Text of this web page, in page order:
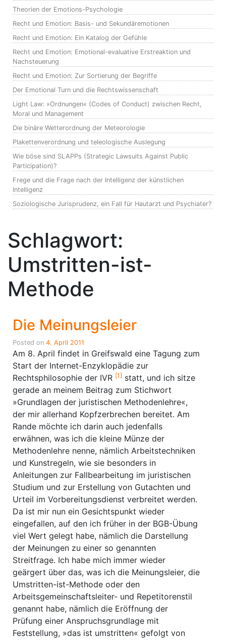
Theorien der Emotions-Psychologie
Recht und Emotion: Basis- und Sekundäremotionen
Recht und Emotion: Ein Katalog der Gefühle
Recht und Emotion: Emotional-evaluative Erstreaktion und
Nachsteuerung
Recht und Emotion: Zur Sortierung der Begriffe
Der Emotional Turn und die Rechtswissenschaft
Light Law: »Ordnungen« (Codes of Conduct) zwischen Recht,
Moral und Management
Die binäre Wetterordnung der Meteorologie
Plakettenverordnung und teleologische Auslegung
Wie böse sind SLAPPs (Strategic Lawsuits Against Public
Participation)?
Frege und die Frage nach der Intelligenz der künstlichen
Intelligenz
Soziologische Jurisprudenz, ein Fall für Hautarzt und Psychiater?
Schlagwort:
Umstritten-ist-
Methode
Die Meinungsleier
Posted on 4. April 2011
Am 8. April findet in Greifswald eine Tagung zum
Start der Internet-Enzyklopädie zur
Rechtsphilosophie der IVR [1] statt, und ich sitze
gerade an meinem Beitrag zum Stichwort
»Grundlagen der juristischen Methodenlehre«,
der mir allerhand Kopfzerbrechen bereitet. Am
Rande möchte ich darin auch jedenfalls
erwähnen, was ich die kleine Münze der
Methodenlehre nenne, nämlich Arbeitstechniken
und Kunstregeln, wie sie besonders in
Anleitungen zur Fallbearbeitung im juristischen
Studium und zur Erstellung von Gutachten und
Urteil im Vorbereitungsdienst verbreitet werden.
Da ist mir nun ein Gesichtspunkt wieder
eingefallen, auf den ich früher in der BGB-Übung
viel Wert gelegt habe, nämlich die Darstellung
der Meinungen zu einer so genannten
Streitfrage. Ich habe mich immer wieder
geärgert über das, was ich die Meinungsleier, die
Umstritten-ist-Methode oder den
Arbeitsgemeinschaftsleiter- und Repetitorenstil
genannt habe, nämlich die Eröffnung der
Prüfung einer Anspruchsgrundlage mit
Feststellung, »das ist umstritten« gefolgt von